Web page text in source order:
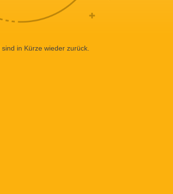
in Kürze wieder zurück.